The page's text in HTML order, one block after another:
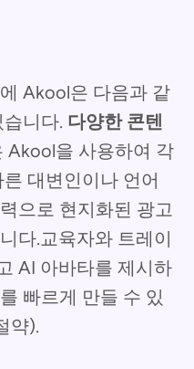
Akool은 다음과 같
니다. 다양한 콘텐
Akool을 사용하여 각
대변인이나 언어
으로 현지화된 광고
다.교육자와 트레이
AI 아바타를 제시하
빠르게 만들 수 있
약).